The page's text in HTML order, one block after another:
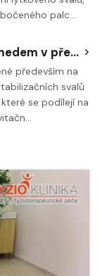
palc…
Cvičení s Propriomedem v předklonu
především na
svalů
se podílejí na